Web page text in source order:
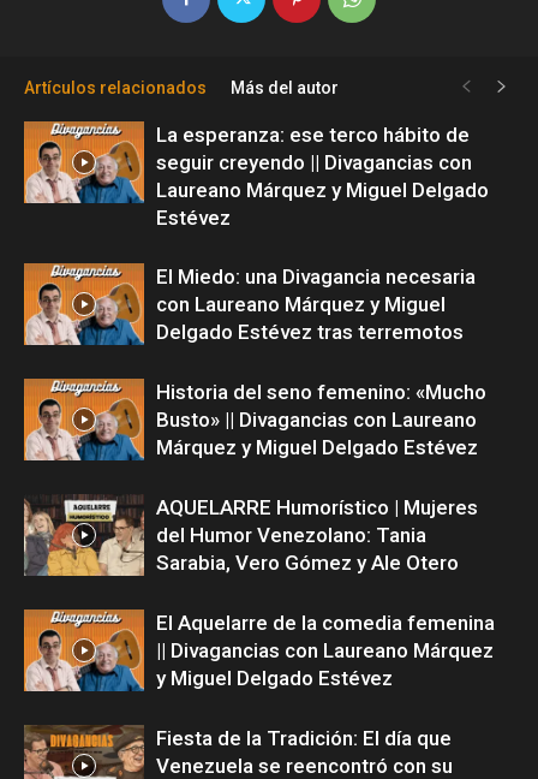
Artículos relacionados Más del autor
La esperanza: ese terco hábito de
seguir creyendo || Divagancias con
Laureano Márquez y Miguel Delgado
Estévez
El Miedo: una Divagancia necesaria
con Laureano Márquez y Miguel
Delgado Estévez tras terremotos
Historia del seno femenino: «Mucho
Busto» || Divagancias con Laureano
Márquez y Miguel Delgado Estévez
AQUELARRE Humorístico | Mujeres
del Humor Venezolano: Tania
Sarabia, Vero Gómez y Ale Otero
El Aquelarre de la comedia femenina
|| Divagancias con Laureano Márquez
y Miguel Delgado Estévez
Fiesta de la Tradición: El día que
Venezuela se reencontró con su